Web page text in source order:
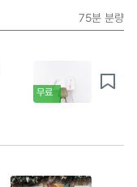
75분 분량
무료